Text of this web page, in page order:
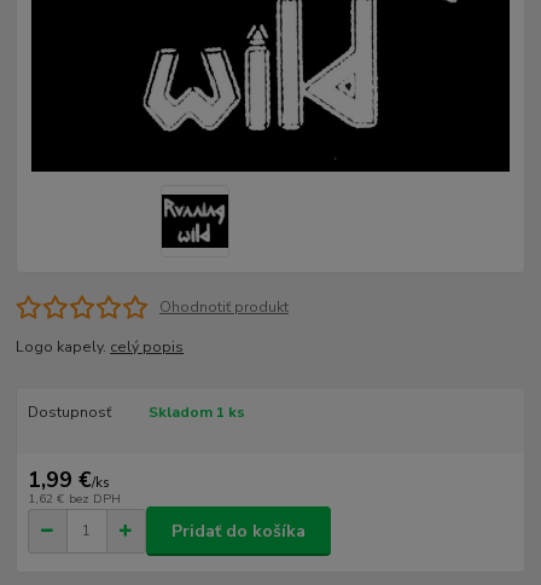
Ohodnotiť produkt
Logo kapely. celý popis
Dostupnosť Skladom 1 ks
1,99 €/ks
1,62 € bez DPH
Pridať do košíka